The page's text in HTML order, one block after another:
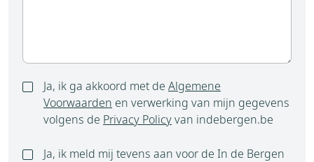
Ja, ik ga akkoord met de Algemene
Voorwaarden en verwerking van mijn gegevens
volgens de Privacy Policyvan indebergen.be
Ja, ik meld mij tevens aan voor de In de Bergen